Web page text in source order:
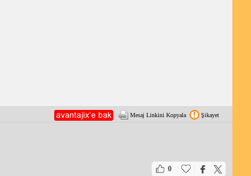
Mesaj Linkini Kopyala Şikayet
0